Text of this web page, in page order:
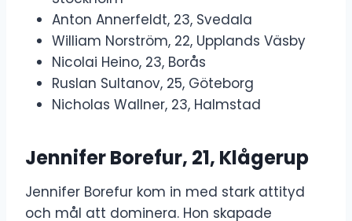
Anton Annerfeldt, 23, Svedala
William Norström, 22, Upplands Väsby
Nicolai Heino, 23, Borås
Ruslan Sultanov, 25, Göteborg
Nicholas Wallner, 23, Halmstad
Jennifer Borefur, 21, Klågerup
Jennifer Borefur kom in med stark attityd
och mål att dominera. Hon skapade